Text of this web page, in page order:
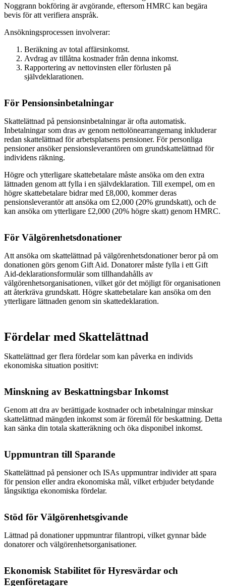
Noggrann bokföring är avgörande, eftersom HMRC kan begära
bevis för att verifiera anspråk.
Ansökningsprocessen involverar:
Beräkning av total affärsinkomst.
Avdrag av tillåtna kostnader från denna inkomst.
Rapportering av nettovinsten eller förlusten på
självdeklarationen.
För Pensionsinbetalningar
Skattelättnad på pensionsinbetalningar är ofta automatisk.
Inbetalningar som dras av genom nettolönearrangemang inkluderar
redan skattelättnad för arbetsplatsens pensioner. För personliga
pensioner ansöker pensionsleverantören om grundskattelättnad för
individens räkning.
Högre och ytterligare skattebetalare måste ansöka om den extra
lättnaden genom att fylla i en självdeklaration. Till exempel, om en
högre skattebetalare bidrar med £8,000, kommer deras
pensionsleverantör att ansöka om £2,000 (20% grundskatt), och de
kan ansöka om ytterligare £2,000 (20% högre skatt) genom HMRC.
För Välgörenhetsdonationer
Att ansöka om skattelättnad på välgörenhetsdonationer beror på om
donationen görs genom Gift Aid. Donatorer måste fylla i ett Gift
Aid-deklarationsformulär som tillhandahålls av
välgörenhetsorganisationen, vilket gör det möjligt för organisationen
att återkräva grundskatt. Högre skattebetalare kan ansöka om den
ytterligare lättnaden genom sin skattedeklaration.
Fördelar med Skattelättnad
Skattelättnad ger flera fördelar som kan påverka en individs
ekonomiska situation positivt:
Minskning av Beskattningsbar Inkomst
Genom att dra av berättigade kostnader och inbetalningar minskar
skattelättnad mängden inkomst som är föremål för beskattning. Detta
kan sänka din totala skatteräkning och öka disponibel inkomst.
Uppmuntran till Sparande
Skattelättnad på pensioner och ISAs uppmuntrar individer att spara
för pension eller andra ekonomiska mål, vilket erbjuder betydande
långsiktiga ekonomiska fördelar.
Stöd för Välgörenhetsgivande
Lättnad på donationer uppmuntrar filantropi, vilket gynnar både
donatorer och välgörenhetsorganisationer.
Ekonomisk Stabilitet för Hyresvärdar och
Egenföretagare